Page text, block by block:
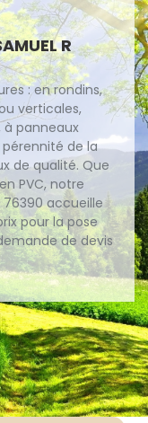
R
: en rondins,
verticales,
à panneaux
de la
de qualité. Que
PVC, notre
accueille
pour la pose
de devis